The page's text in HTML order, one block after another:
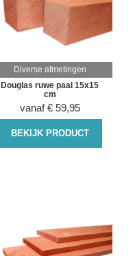
Diverse afmetingen
Douglas ruwe paal 15x15
cm
vanaf € 59,95
BEKIJK PRODUCT